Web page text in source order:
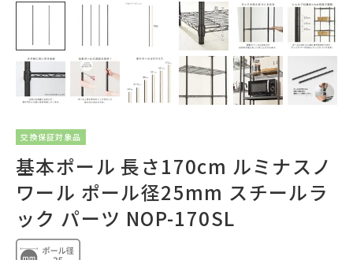
交換保証対象品
基本ポール 長さ170cm ルミナスノ
ワール ポール径25mm スチールラ
ック パーツ NOP-170SL